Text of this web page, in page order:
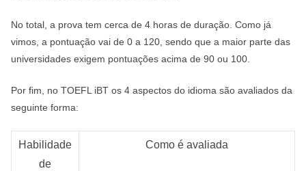
No total, a prova tem cerca de 4 horas de duração. Como já
vimos, a pontuação vai de 0 a 120, sendo que a maior parte das
universidades exigem pontuações acima de 90 ou 100.
Por fim, no TOEFL iBT os 4 aspectos do idioma são avaliados da
seguinte forma:
Habilidade
de
Como é avaliada